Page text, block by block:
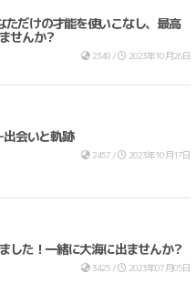
だけの才能を使いこなし、最高
せんか？
2349 / 2023年10月26日
会いと軌跡
2457 / 2023年10月17日
した！一緒に大海に出ませんか？
3425 / 2023年07月05日